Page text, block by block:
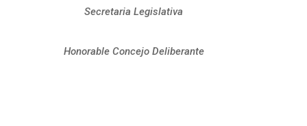
Secretaria Legislativa
Honorable Concejo Deliberante